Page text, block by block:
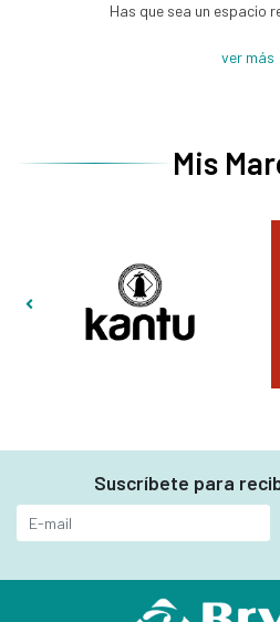
Has que sea un espacio
ver más
Mis
Suscríbete para